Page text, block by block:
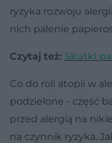
ryzyka rozwoju
nich palenie
Czytaj też: Skutki
Co do roli atopii w
podzielone - część
przed alergią na
na czynnik ryzyka.